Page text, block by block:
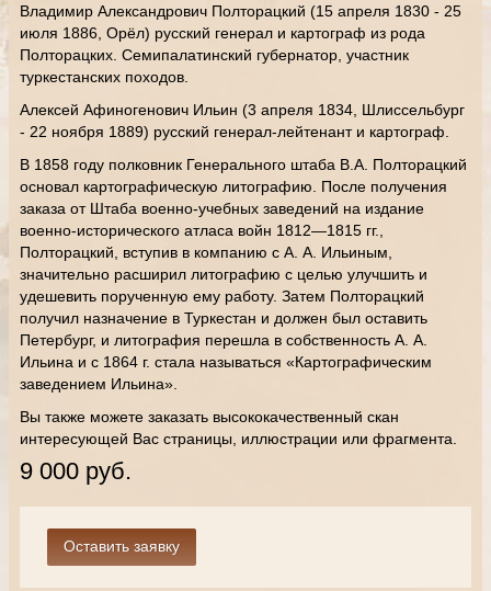
Владимир Александрович Полторацкий (15 апреля 1830 - 25
июля 1886, Орёл) русский генерал и картограф из рода
Полторацких. Семипалатинский губернатор, участник
туркестанских походов.
Алексей Афиногенович Ильин (3 апреля 1834, Шлиссельбург
- 22 ноября 1889) русский генерал-лейтенант и картограф.
В 1858 году полковник Генерального штаба В.А. Полторацкий
основал картографическую литографию. После получения
заказа от Штаба военно-учебных заведений на издание
военно-исторического атласа войн 1812—1815 гг.,
Полторацкий, вступив в компанию с А. А. Ильиным,
значительно расширил литографию с целью улучшить и
удешевить порученную ему работу. Затем Полторацкий
получил назначение в Туркестан и должен был оставить
Петербург, и литография перешла в собственность А. А.
Ильина и с 1864 г. стала называться «Картографическим
заведением Ильина».
Вы также можете заказать высококачественный скан
интересующей Вас страницы, иллюстрации или фрагмента.
9 000 руб.